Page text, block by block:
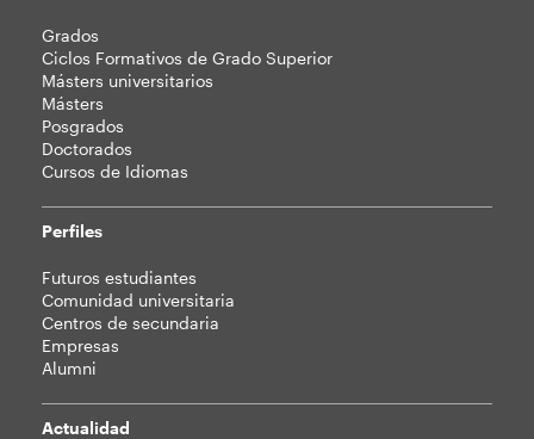
Mapa
web
Grados
Ciclos Formativos de Grado Superior
Másters universitarios
Másters
Posgrados
Doctorados
Cursos de Idiomas
Perfiles
Futuros estudiantes
Comunidad universitaria
Centros de secundaria
Empresas
Alumni
Actualidad